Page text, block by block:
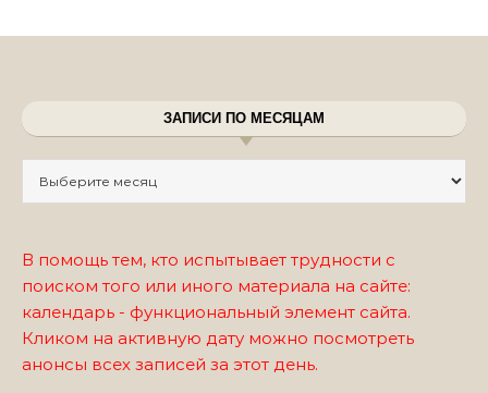
ЗАПИСИ ПО МЕСЯЦАМ
В помощь тем, кто испытывает трудности с
поиском того или иного материала на сайте:
календарь - функциональный элемент сайта.
Кликом на активную дату можно посмотреть
анонсы всех записей за этот день.